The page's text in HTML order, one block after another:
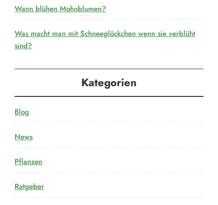
Wann blühen Mohnblumen?
Was macht man mit Schneeglöckchen wenn sie verblüht
sind?
Kategorien
Blog
News
Pflanzen
Ratgeber